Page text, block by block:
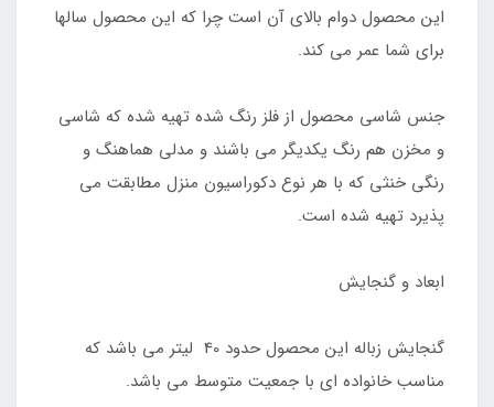
این محصول دوام بالای آن است چرا که این محصول سالها
برای شما عمر می کند.
جنس شاسی محصول از فلز رنگ شده تهیه شده که شاسی
و مخزن هم رنگ یکدیگر می باشند و مدلی هماهنگ و
رنگی خنثی که با هر نوع دکوراسیون منزل مطابقت می
پذیرد تهیه شده است.
ابعاد و گنجایش
گنجایش زباله این محصول حدود 40 لیتر می باشد که
مناسب خانواده ای با جمعیت متوسط می باشد.